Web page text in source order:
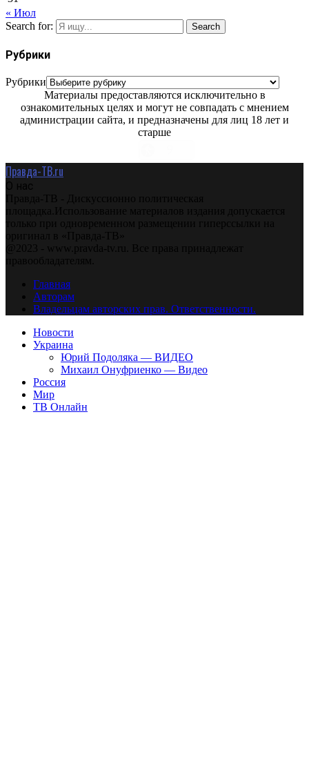
« Июл
Search for:
Search
Рубрики
Рубрики
Материалы предоставляются исключительно в
ознакомительных целях и могут не совпадать с мнением
администрации сайта, и предназначены для лиц 18 лет и
старше
Правда-ТВ.ru
О нас
Правда-ТВ - Дискуссионно политическая
площадка.Использование материалов издания допускается
только при одновременном размещении гиперссылки на
оригинал в «Правда-ТВ»
@2023 - www.pravda-tv.ru. Все права принадлежат
правообладателям.
Главная
Авторам
Владельцам авторских прав. Ответственности.
Новости
Украина
Юрий Подоляка — ВИДЕО
Михаил Онуфриенко — Видео
Россия
Мир
ТВ Онлайн